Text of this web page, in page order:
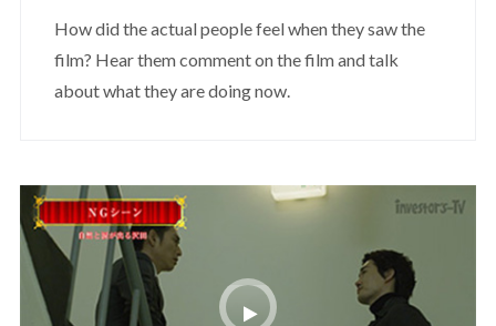
How did the actual people feel when they saw the
film? Hear them comment on the film and talk
about what they are doing now.